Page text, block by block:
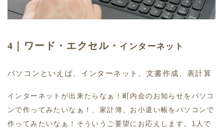
4｜ワード・エクセル・ インターネット
パソコンといえば、インターネット、文書作成、表計算
インターネットが出来たらなぁ！町内会のお知らせをパソコ
ンで作ってみたいなぁ！、家計簿、お小遣い帳をパソコンで
作ってみたいなぁ！そういうご要望にお応えします。1人で